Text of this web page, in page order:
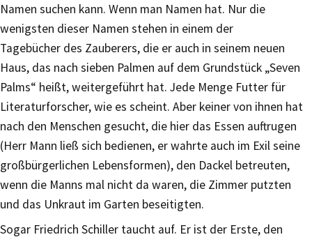
Namen suchen kann. Wenn man Namen hat. Nur die
wenigsten dieser Namen stehen in einem der
Tagebücher des Zauberers, die er auch in seinem neuen
Haus, das nach sieben Palmen auf dem Grundstück „Seven
Palms“ heißt, weitergeführt hat. Jede Menge Futter für
Literaturforscher, wie es scheint. Aber keiner von ihnen hat
nach den Menschen gesucht, die hier das Essen auftrugen
(Herr Mann ließ sich bedienen, er wahrte auch im Exil seine
großbürgerlichen Lebensformen), den Dackel betreuten,
wenn die Manns mal nicht da waren, die Zimmer putzten
und das Unkraut im Garten beseitigten.
Sogar Friedrich Schiller taucht auf. Er ist der Erste, den